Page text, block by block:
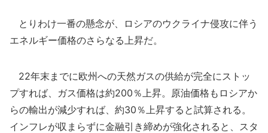
とりわけ一番の懸念が、ロシアのウクライナ侵攻に伴う
エネルギー価格のさらなる上昇だ。
22年末までに欧州への天然ガスの供給が完全にストッ
プすれば、ガス価格は約200％上昇。原油価格もロシアか
らの輸出が減少すれば、約30％上昇すると試算される。
インフレが収まらずに金融引き締めが強化されると、スタ